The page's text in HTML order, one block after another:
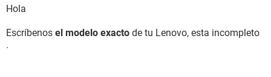
Hola
Escríbenos el modelo exacto de tu Lenovo, esta incompleto
.